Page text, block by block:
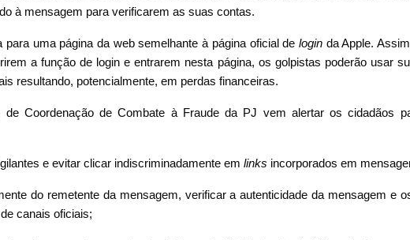
à mensagem para verificarem as suas contas.
para uma página da web semelhante à página oficial de loginda Apple.
a função de login e entrarem nesta página, os golpistas poderão usar
resultando, potencialmente, em perdas financeiras.
de Coordenação de Combate à Fraude da PJ vem alertar os cidadãos
e evitar clicar indiscriminadamente em links incorporados em
do remetente da mensagem, verificar a autenticidade da mensagem e
canais oficiais;